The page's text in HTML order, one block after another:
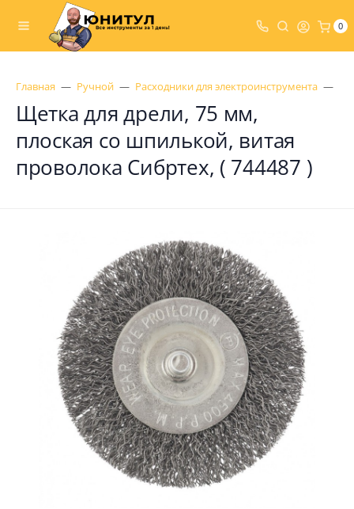
0
Главная Ручной Расходники для электроинструмента
Щетка для дрели, 75 мм,
плоская со шпилькой, витая
проволока Сибртех, ( 744487 )